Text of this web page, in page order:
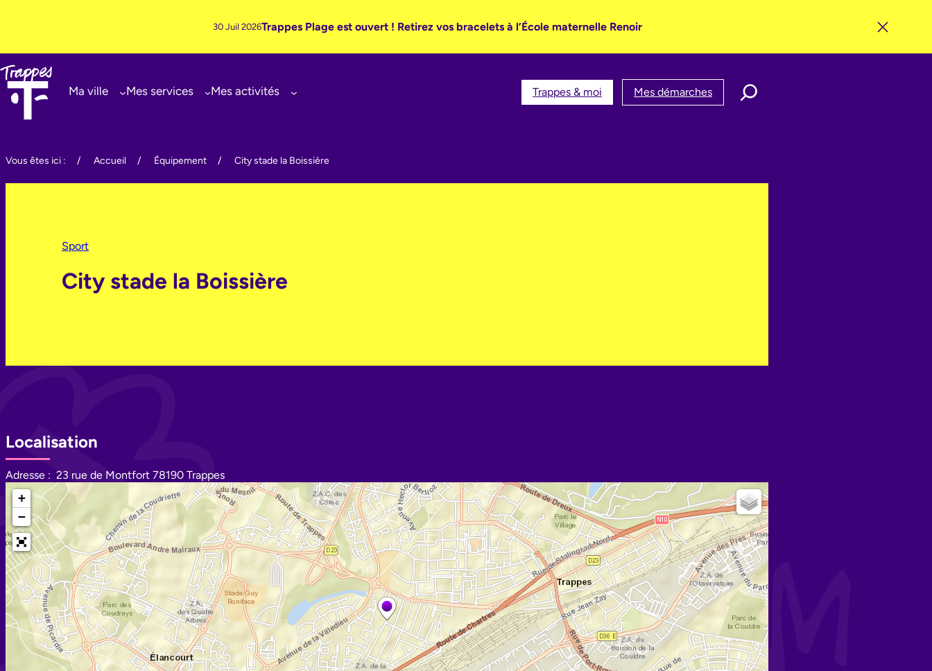
au
30 Juil 2026Trappes Plage est ouvert ! Retirez vos bracelets à l’École maternelle Renoir
Ma ville Mes services Mes activités Mes démarches
Trappes & moi
Vous êtes ici : / Accueil / Équipement / City stade la Boissière
Sport
City stade la Boissière
Localisation
Adresse : 23 rue de Montfort 78190 Trappes